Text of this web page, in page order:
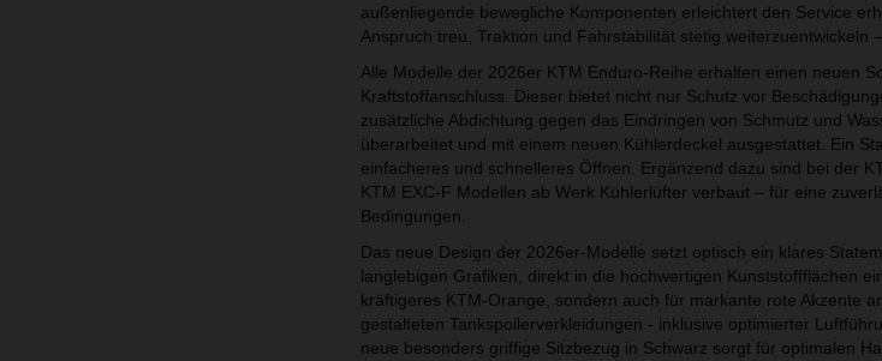
außenliegende bewegliche Komponenten erleichtert den Service
Anspruch treu, Traktion und Fahrstabilität stetig weiterzuentwickeln
Alle Modelle der 2026er KTM Enduro-Reihe erhalten einen neuen
Kraftstoffanschluss. Dieser bietet nicht nur Schutz vor
zusätzliche Abdichtung gegen das Eindringen von Schmutz und
überarbeitet und mit einem neuen Kühlerdeckel ausgestattet. Ein
einfacheres und schnelleres Öffnen. Ergänzend dazu sind bei der
KTM EXC-F Modellen ab Werk Kühlerlüfter verbaut – für eine
Bedingungen.
Das neue Design der 2026er-Modelle setzt optisch ein klares
langlebigen Grafiken, direkt in die hochwertigen Kunststoffflächen
kräftigeres KTM-Orange, sondern auch für markante rote Akzente
gestalteten Tankspoilerverkleidungen - inklusive optimierter
neue besonders griffige Sitzbezug in Schwarz sorgt für optimalen